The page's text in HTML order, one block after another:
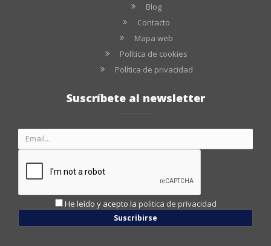
Blog
Contacto
Mapa web
Política de cookies
Política de privacidad
Suscríbete al newsletter
He leído y acepto la politica de privacidad
Suscribirse